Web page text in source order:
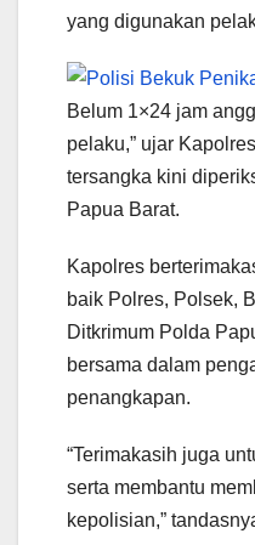
yang digunakan
Belum 1×24 jam
pelaku,” ujar
tersangka kini
Papua Barat.
Kapolres
baik Polres, Polsek,
Ditkrimum Polda
bersama dalam
penangkapan.
“Terimakasih juga
serta membantu
kepolisian,”